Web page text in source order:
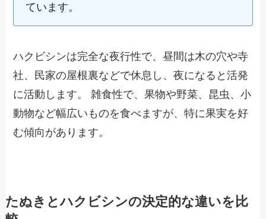
ています。
ハクビシンは完全な夜行性で、昼間は木の穴や寺
社、民家の屋根裏などで休息し、夜になると活発
に活動します。 雑食性で、果物や野菜、昆虫、小
動物など幅広いものを食べますが、特に果実を好
む傾向があります。
たぬきとハクビシンの決定的な違いを比